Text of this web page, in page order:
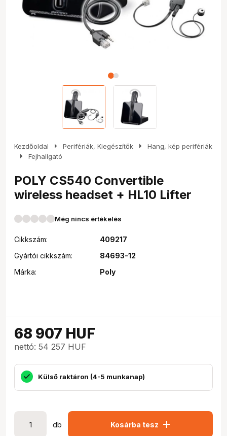
Kezdőoldal arrow_right Perifériák, Kiegészítők arrow_right Hang, kép perifériák
arrow_right Fejhallgató
POLY CS540 Convertible
wireless headset + HL10 Lifter
Még nincs értékelés
Cikkszám:
409217
Gyártói cikkszám:
84693-12
Márka:
Poly
68 907 HUF
nettó: 54 257 HUF
Külső raktáron (4-5 munkanap)
db Kosárba tesz add